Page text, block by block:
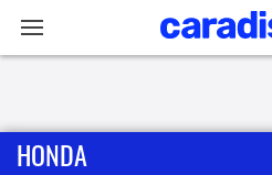
Accueil
HONDA